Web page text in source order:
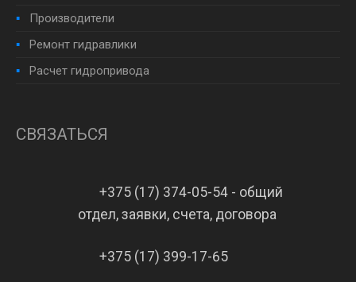
Производители
Ремонт гидравлики
Расчет гидропривода
СВЯЗАТЬСЯ
+375 (17) 374-05-54 - общий
отдел, заявки, счета, договора
+375 (17) 399-17-65